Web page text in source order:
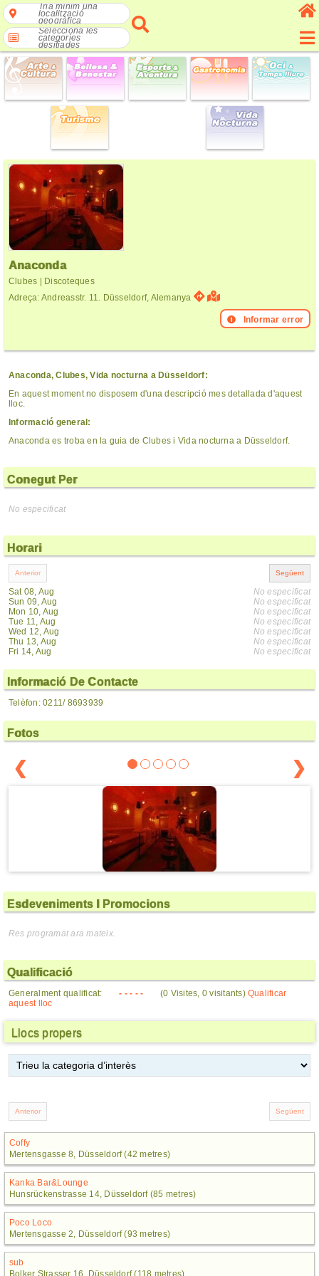
Tria mínim una
localització
geogràfica
Selecciona les
categories
desitjades
Anaconda
Clubes | Discoteques
Adreça: Andreasstr. 11. Düsseldorf, Alemanya
Informar error
Anaconda, Clubes, Vida nocturna a Düsseldorf:
En aquest moment no disposem d'una descripció mes detallada d'aquest
lloc.
Informació general:
Anaconda es troba en la guia de Clubes i Vida nocturna a Düsseldorf.
Conegut Per
No especificat
Horari
Sat 08, Aug
Sun 09, Aug
Mon 10, Aug
Tue 11, Aug
Wed 12, Aug
Thu 13, Aug
Fri 14, Aug
No especificat
No especificat
No especificat
No especificat
No especificat
No especificat
No especificat
Informació De Contacte
Telèfon: 0211/ 8693939
Fotos
❮ ❯
Esdeveniments I Promocions
Res programat ara mateix.
Qualificació
Generalment qualificat: - - - - - (0 Visites, 0 visitants)Qualificar
aquest lloc
Llocs propers
Coffy
Mertensgasse 8, Düsseldorf (42 metres)
Kanka Bar&Lounge
Hunsrückenstrasse 14, Düsseldorf (85 metres)
Poco Loco
Mertensgasse 2, Düsseldorf (93 metres)
sub
Bolker Strasser 16, Düsseldorf (118 metres)